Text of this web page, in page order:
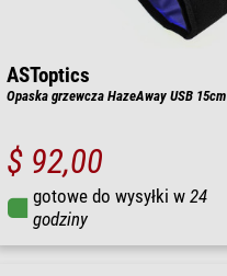
ASToptics
Opaska grzewcza HazeAway USB 15cm
$ 92,00
gotowe do wysyłki w 24
godziny